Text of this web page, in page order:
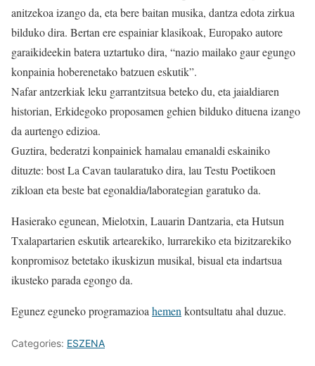
anitzekoa izango da, eta bere baitan musika, dantza edota zirkua
bilduko dira. Bertan ere espainiar klasikoak, Europako autore
garaikideekin batera uztartuko dira, “nazio mailako gaur egungo
konpainia hoberenetako batzuen eskutik”.
Nafar antzerkiak leku garrantzitsua beteko du, eta jaialdiaren
historian, Erkidegoko proposamen gehien bilduko dituena izango
da aurtengo edizioa.
Guztira, bederatzi konpainiek hamalau emanaldi eskainiko
dituzte: bost La Cavan taularatuko dira, lau Testu Poetikoen
zikloan eta beste bat egonaldia/laborategian garatuko da.
Hasierako egunean, Mielotxin, Lauarin Dantzaria, eta Hutsun
Txalapartarien eskutik artearekiko, lurrarekiko eta bizitzarekiko
konpromisoz betetako ikuskizun musikal, bisual eta indartsua
ikusteko parada egongo da.
Egunez eguneko programazioahemenkontsultatu ahal duzue.
Categories: ESZENA